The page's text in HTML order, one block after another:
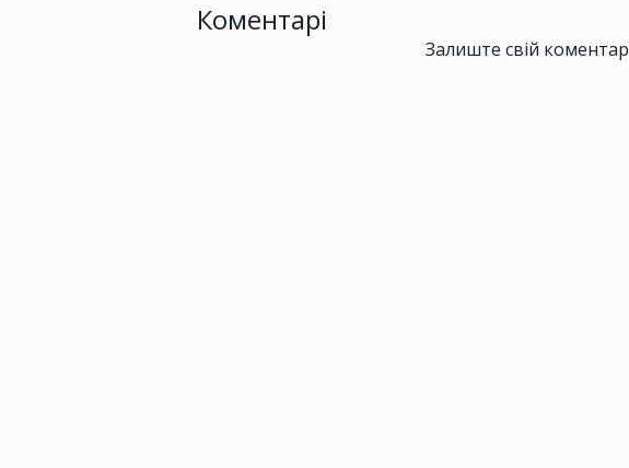
Коментарі
Залиште свій коментар